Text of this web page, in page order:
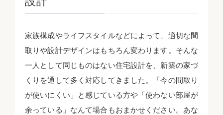
家族構成やライフスタイルなどによって、適切な間
取りや設計デザインはもちろん変わります。そんな
一人として同じものはない住宅設計を、新築の家づ
くりを通して多く対応してきました。「今の間取り
が使いにくい」と感じている方や「使わない部屋が
余っている」なんて場合もおまかせください。あな